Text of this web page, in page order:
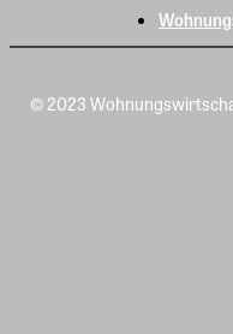
© 2023